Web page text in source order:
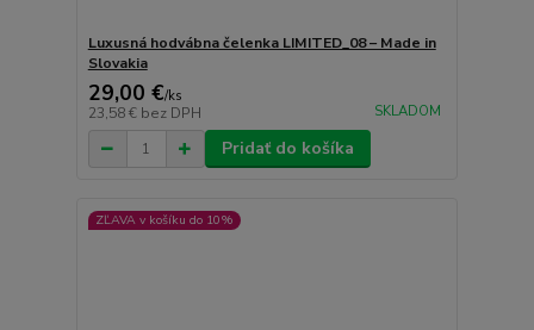
Luxusná hodvábna čelenka LIMITED_08 – Made in
Slovakia
29,00 €/ks
23,58 € bez DPH SKLADOM
Pridať do košíka
ZĽAVA v košíku do 10%